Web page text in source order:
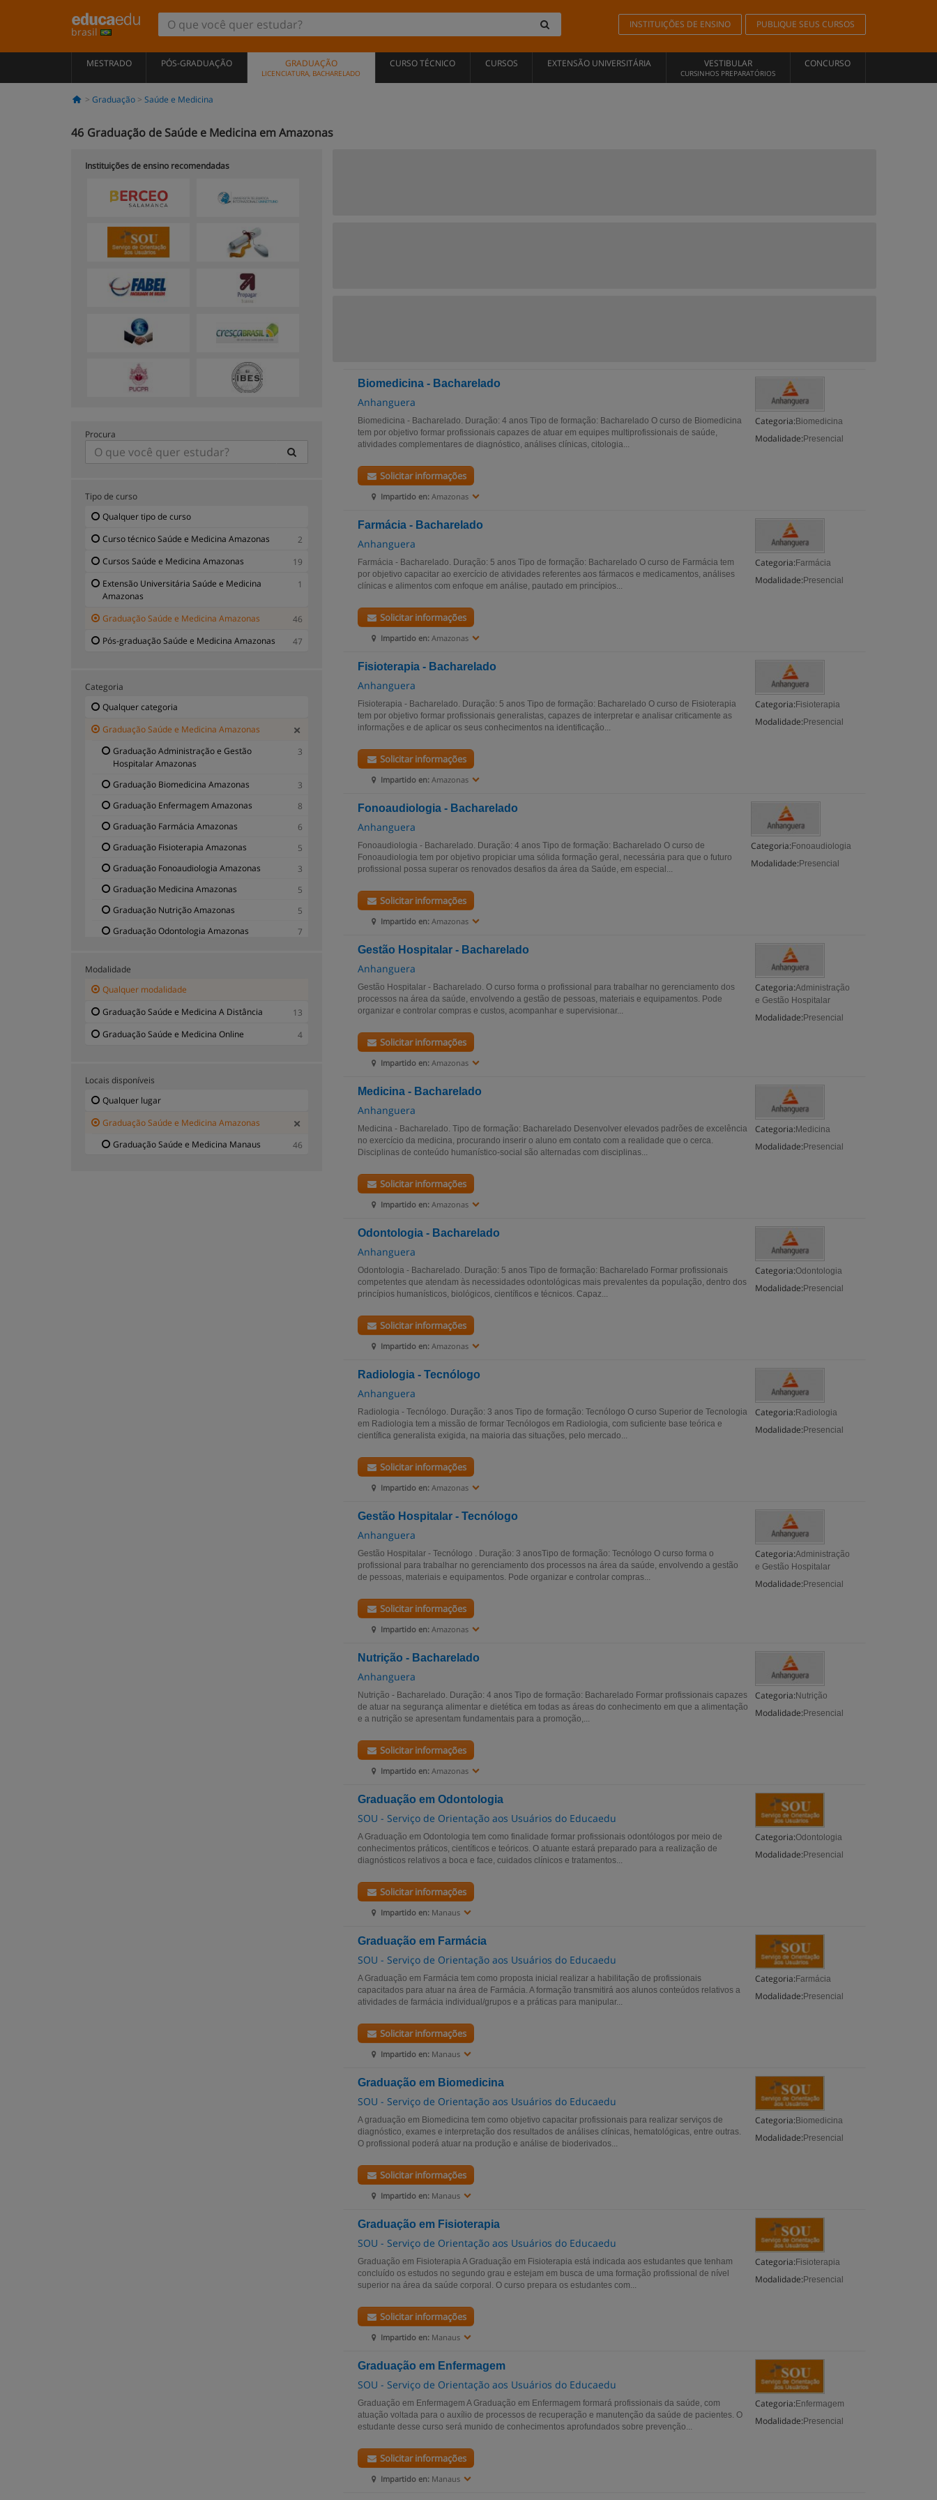
brasil
INSTITUIÇÕES DE ENSINO PUBLIQUE SEUS CURSOS
MESTRADO PÓS-GRADUAÇÃO GRADUAÇÃO
LICENCIATURA, BACHARELADO
CURSO TÉCNICO CURSOS EXTENSÃO UNIVERSITÁRIA VESTIBULAR
CURSINHOS PREPARATÓRIOS
CONCURSO
Graduação Saúde e Medicina
46 Graduação de Saúde e Medicina em Amazonas
Biomedicina - Bacharelado
Anhanguera
Categoria: Biomedicina
Modalidade: Presencial
Biomedicina - Bacharelado. Duração: 4 anos Tipo de formação: Bacharelado O curso de Biomedicina
tem por objetivo formar profissionais capazes de atuar em equipes multiprofissionais de saúde,
atividades complementares de diagnóstico, análises clínicas, citologia...
Impartido en: Amazonas
Solicitar informações
Farmácia - Bacharelado
Anhanguera
Categoria: Farmácia
Modalidade: Presencial
Farmácia - Bacharelado. Duração: 5 anos Tipo de formação: Bacharelado O curso de Farmácia tem
por objetivo capacitar ao exercício de atividades referentes aos fármacos e medicamentos, análises
clínicas e alimentos com enfoque em análise, pautado em princípios...
Impartido en: Amazonas
Solicitar informações
Fisioterapia - Bacharelado
Anhanguera
Categoria: Fisioterapia
Modalidade: Presencial
Fisioterapia - Bacharelado. Duração: 5 anos Tipo de formação: Bacharelado O curso de Fisioterapia
tem por objetivo formar profissionais generalistas, capazes de interpretar e analisar criticamente as
informações e de aplicar os seus conhecimentos na identificação...
Impartido en: Amazonas
Solicitar informações
Fonoaudiologia - Bacharelado
Anhanguera
Categoria: Fonoaudiologia
Modalidade: Presencial
Fonoaudiologia - Bacharelado. Duração: 4 anos Tipo de formação: Bacharelado O curso de
Fonoaudiologia tem por objetivo propiciar uma sólida formação geral, necessária para que o futuro
profissional possa superar os renovados desafios da área da Saúde, em especial...
Impartido en: Amazonas
Solicitar informações
Gestão Hospitalar - Bacharelado
Anhanguera
Categoria:Administração
e Gestão Hospitalar
Modalidade: Presencial
Gestão Hospitalar - Bacharelado. O curso forma o profissional para trabalhar no gerenciamento dos
processos na área da saúde, envolvendo a gestão de pessoas, materiais e equipamentos. Pode
organizar e controlar compras e custos, acompanhar e supervisionar...
Impartido en: Amazonas
Solicitar informações
Medicina - Bacharelado
Anhanguera
Categoria: Medicina
Modalidade: Presencial
Medicina - Bacharelado. Tipo de formação: Bacharelado Desenvolver elevados padrões de excelência
no exercício da medicina, procurando inserir o aluno em contato com a realidade que o cerca.
Disciplinas de conteúdo humanístico-social são alternadas com disciplinas...
Impartido en: Amazonas
Solicitar informações
Odontologia - Bacharelado
Anhanguera
Categoria:Odontologia
Modalidade: Presencial
Odontologia - Bacharelado. Duração: 5 anos Tipo de formação: Bacharelado Formar profissionais
competentes que atendam às necessidades odontológicas mais prevalentes da população, dentro dos
princípios humanísticos, biológicos, científicos e técnicos. Capaz...
Impartido en: Amazonas
Solicitar informações
Radiologia - Tecnólogo
Anhanguera
Categoria: Radiologia
Modalidade: Presencial
Radiologia - Tecnólogo. Duração: 3 anos Tipo de formação: Tecnólogo O curso Superior de Tecnologia
em Radiologia tem a missão de formar Tecnólogos em Radiologia, com suficiente base teórica e
científica generalista exigida, na maioria das situações, pelo mercado...
Impartido en: Amazonas
Solicitar informações
Gestão Hospitalar - Tecnólogo
Anhanguera
Categoria:Administração
e Gestão Hospitalar
Modalidade: Presencial
Gestão Hospitalar - Tecnólogo . Duração: 3 anosTipo de formação: Tecnólogo O curso forma o
profissional para trabalhar no gerenciamento dos processos na área da saúde, envolvendo a gestão
de pessoas, materiais e equipamentos. Pode organizar e controlar compras...
Impartido en: Amazonas
Solicitar informações
Nutrição - Bacharelado
Anhanguera
Categoria: Nutrição
Modalidade: Presencial
Nutrição - Bacharelado. Duração: 4 anos Tipo de formação: Bacharelado Formar profissionais capazes
de atuar na segurança alimentar e dietética em todas as áreas do conhecimento em que a alimentação
e a nutrição se apresentam fundamentais para a promoção,...
Impartido en: Amazonas
Solicitar informações
Graduação em Odontologia
SOU - Serviço de Orientação aos Usuários do Educaedu
Categoria:Odontologia
Modalidade: Presencial
A Graduação em Odontologia tem como finalidade formar profissionais odontólogos por meio de
conhecimentos práticos, científicos e teóricos. O atuante estará preparado para a realização de
diagnósticos relativos a boca e face, cuidados clínicos e tratamentos...
Impartido en: Manaus
Solicitar informações
Graduação em Farmácia
SOU - Serviço de Orientação aos Usuários do Educaedu
Categoria: Farmácia
Modalidade: Presencial
A Graduação em Farmácia tem como proposta inicial realizar a habilitação de profissionais
capacitados para atuar na área de Farmácia. A formação transmitirá aos alunos conteúdos relativos a
atividades de farmácia individual/grupos e a práticas para manipular...
Impartido en: Manaus
Solicitar informações
Graduação em Biomedicina
SOU - Serviço de Orientação aos Usuários do Educaedu
Categoria: Biomedicina
Modalidade: Presencial
A graduação em Biomedicina tem como objetivo capacitar profissionais para realizar serviços de
diagnóstico, exames e interpretação dos resultados de análises clínicas, hematológicas, entre outras.
O profissional poderá atuar na produção e análise de bioderivados...
Impartido en: Manaus
Solicitar informações
Graduação em Fisioterapia
SOU - Serviço de Orientação aos Usuários do Educaedu
Categoria: Fisioterapia
Modalidade: Presencial
Graduação em Fisioterapia A Graduação em Fisioterapia está indicada aos estudantes que tenham
concluído os estudos no segundo grau e estejam em busca de uma formação profissional de nível
superior na área da saúde corporal. O curso prepara os estudantes com...
Impartido en: Manaus
Solicitar informações
Graduação em Enfermagem
SOU - Serviço de Orientação aos Usuários do Educaedu
Categoria: Enfermagem
Modalidade: Presencial
Graduação em Enfermagem A Graduação em Enfermagem formará profissionais da saúde, com
atuação voltada para o auxílio de processos de recuperação e manutenção da saúde de pacientes. O
estudante desse curso será munido de conhecimentos aprofundados sobre prevenção...
Impartido en: Manaus
Solicitar informações
Instituições de ensino recomendadas
Procura
Tipo de curso
Qualquer tipo de curso
Curso técnico Saúde e Medicina Amazonas
2
Cursos Saúde e Medicina Amazonas
19
Extensão Universitária Saúde e Medicina
Amazonas
1
Graduação Saúde e Medicina Amazonas
46
Pós-graduação Saúde e Medicina Amazonas
47
Categoria
Qualquer categoria
Graduação Saúde e Medicina Amazonas
Graduação Administração e Gestão
Hospitalar Amazonas
3
Graduação Biomedicina Amazonas
3
Graduação Enfermagem Amazonas
8
Graduação Farmácia Amazonas
6
Graduação Fisioterapia Amazonas
5
Graduação Fonoaudiologia Amazonas
3
Graduação Medicina Amazonas
5
Graduação Nutrição Amazonas
5
Graduação Odontologia Amazonas
7
Modalidade
Qualquer modalidade
Graduação Saúde e Medicina A Distância
13
Graduação Saúde e Medicina Online
4
Locais disponíveis
Qualquer lugar
Graduação Saúde e Medicina Amazonas
Graduação Saúde e Medicina Manaus
46